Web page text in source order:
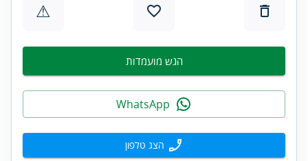
⚠
הגש מועמדות
הצג טלפון